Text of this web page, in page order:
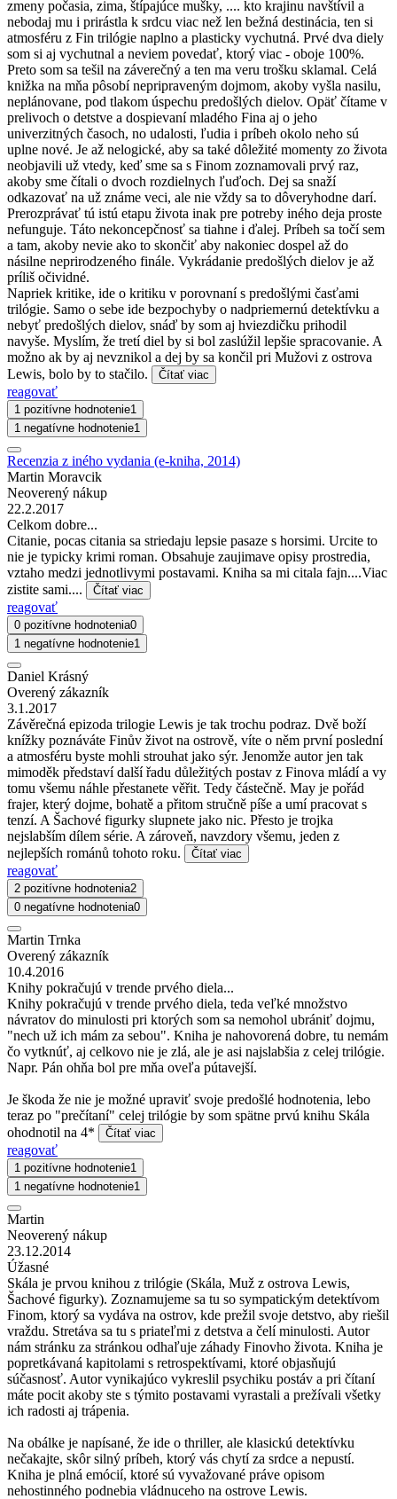
zmeny počasia, zima, štípajúce mušky, .... kto krajinu navštívil a
nebodaj mu i prirástla k srdcu viac než len bežná destinácia, ten si
atmosféru z Fin trilógie naplno a plasticky vychutná. Prvé dva diely
som si aj vychutnal a neviem povedať, ktorý viac - oboje 100%.
Preto som sa tešil na záverečný a ten ma veru trošku sklamal. Celá
knižka na mňa pôsobí nepripraveným dojmom, akoby vyšla nasilu,
neplánovane, pod tlakom úspechu predošlých dielov. Opäť čítame v
prelivoch o detstve a dospievaní mladého Fina aj o jeho
univerzitných časoch, no udalosti, ľudia i príbeh okolo neho sú
uplne nové. Je až nelogické, aby sa také dôležité momenty zo života
neobjavili už vtedy, keď sme sa s Finom zoznamovali prvý raz,
akoby sme čítali o dvoch rozdielnych ľuďoch. Dej sa snaží
odkazovať na už známe veci, ale nie vždy sa to dôveryhodne darí.
Prerozprávať tú istú etapu života inak pre potreby iného deja proste
nefunguje. Táto nekoncepčnosť sa tiahne i ďalej. Príbeh sa točí sem
a tam, akoby nevie ako to skončiť aby nakoniec dospel až do
násilne neprirodzeného finále. Vykrádanie predošlých dielov je až
príliš očividné.
Napriek kritike, ide o kritiku v porovnaní s predošlými časťami
trilógie. Samo o sebe ide bezpochyby o nadpriemernú detektívku a
nebyť predošlých dielov, snáď by som aj hviezdičku prihodil
navyše. Myslím, že tretí diel by si bol zaslúžil lepšie spracovanie. A
možno ak by aj nevznikol a dej by sa končil pri Mužovi z ostrova
Lewis, bolo by to stačilo.
Čítať viac
reagovať
1 pozitívne hodnotenie1
1 negatívne hodnotenie1
Recenzia z iného vydania (e-kniha, 2014)
Martin Moravcik
Neoverený nákup
22.2.2017
Celkom dobre...
Citanie, pocas citania sa striedaju lepsie pasaze s horsimi. Urcite to
nie je typicky krimi roman. Obsahuje zaujimave opisy prostredia,
vztaho medzi jednotlivymi postavami. Kniha sa mi citala fajn....Viac
zistite sami....
Čítať viac
reagovať
0 pozitívne hodnotenia0
1 negatívne hodnotenie1
Daniel Krásný
Overený zákazník
3.1.2017
Závěrečná epizoda trilogie Lewis je tak trochu podraz. Dvě boží
knížky poznáváte Finův život na ostrově, víte o něm první poslední
a atmosféru byste mohli strouhat jako sýr. Jenomže autor jen tak
mimoděk představí další řadu důležitých postav z Finova mládí a vy
tomu všemu náhle přestanete věřit. Tedy částečně. May je pořád
frajer, který dojme, bohatě a přitom stručně píše a umí pracovat s
tenzí. A Šachové figurky slupnete jako nic. Přesto je trojka
nejslabším dílem série. A zároveň, navzdory všemu, jeden z
nejlepších románů tohoto roku.
Čítať viac
reagovať
2 pozitívne hodnotenia2
0 negatívne hodnotenia0
Martin Trnka
Overený zákazník
10.4.2016
Knihy pokračujú v trende prvého diela...
Knihy pokračujú v trende prvého diela, teda veľké množstvo
návratov do minulosti pri ktorých som sa nemohol ubrániť dojmu,
"nech už ich mám za sebou". Kniha je nahovorená dobre, tu nemám
čo vytknúť, aj celkovo nie je zlá, ale je asi najslabšia z celej trilógie.
Napr. Pán ohňa bol pre mňa oveľa pútavejší.
Je škoda že nie je možné upraviť svoje predošlé hodnotenia, lebo
teraz po "prečítaní" celej trilógie by som spätne prvú knihu Skála
ohodnotil na 4*
Čítať viac
reagovať
1 pozitívne hodnotenie1
1 negatívne hodnotenie1
Martin
Neoverený nákup
23.12.2014
Úžasné
Skála je prvou knihou z trilógie (Skála, Muž z ostrova Lewis,
Šachové figurky). Zoznamujeme sa tu so sympatickým detektívom
Finom, ktorý sa vydáva na ostrov, kde prežil svoje detstvo, aby riešil
vraždu. Stretáva sa tu s priateľmi z detstva a čelí minulosti. Autor
nám stránku za stránkou odhaľuje záhady Finovho života. Kniha je
popretkávaná kapitolami s retrospektívami, ktoré objasňujú
súčasnosť. Autor vynikajúco vykreslil psychiku postáv a pri čítaní
máte pocit akoby ste s týmito postavami vyrastali a prežívali všetky
ich radosti aj trápenia.
Na obálke je napísané, že ide o thriller, ale klasickú detektívku
nečakajte, skôr silný príbeh, ktorý vás chytí za srdce a nepustí.
Kniha je plná emócií, ktoré sú vyvažované práve opisom
nehostinného podnebia vládnuceho na ostrove Lewis.